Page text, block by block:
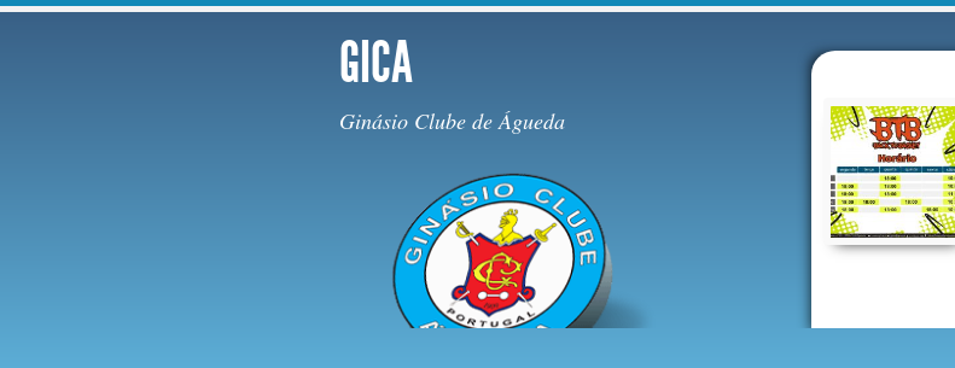
GICA
Ginásio Clube de Águeda